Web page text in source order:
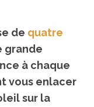
de quatre
grande
à chaque
vous enlacer
sur la